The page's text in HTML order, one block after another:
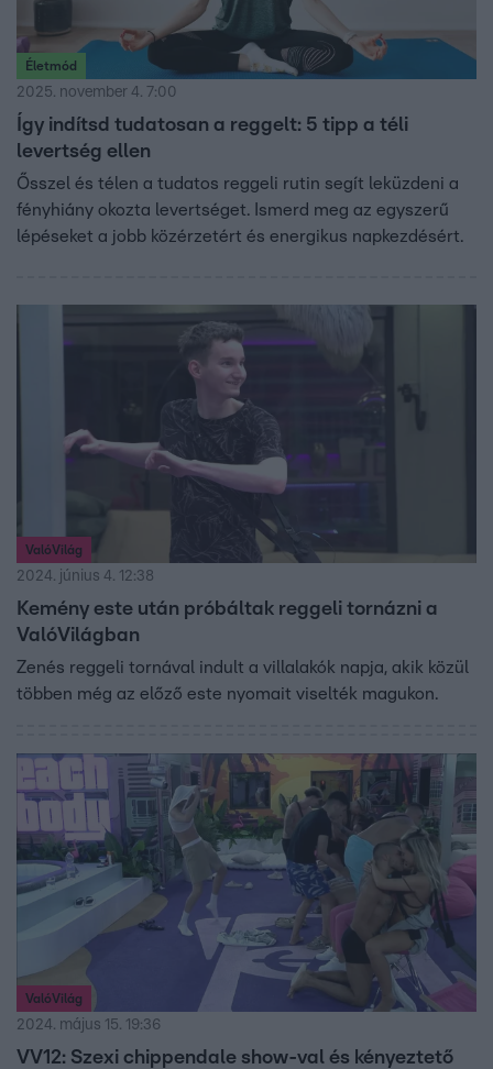
Életmód
2025. november 4. 7:00
Így indítsd tudatosan a reggelt: 5 tipp a téli
levertség ellen
Ősszel és télen a tudatos reggeli rutin segít leküzdeni a
fényhiány okozta levertséget. Ismerd meg az egyszerű
lépéseket a jobb közérzetért és energikus napkezdésért.
ValóVilág
2024. június 4. 12:38
Kemény este után próbáltak reggeli tornázni a
ValóVilágban
Zenés reggeli tornával indult a villalakók napja, akik közül
többen még az előző este nyomait viselték magukon.
ValóVilág
2024. május 15. 19:36
VV12: Szexi chippendale show-val és kényeztető